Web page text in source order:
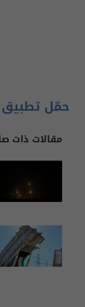
حمّل
مقالات ذات